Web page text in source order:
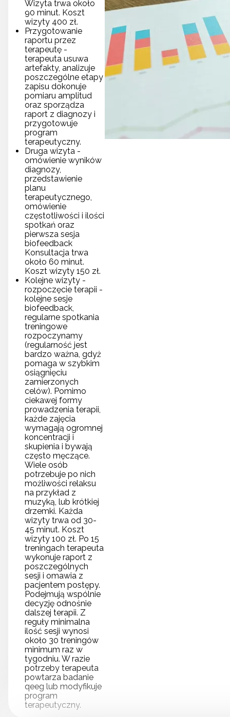
Wizyta trwa około
90 minut. Koszt
wizyty 400 zł.
Przygotowanie
raportu przez
terapeutę -
terapeuta usuwa
artefakty, analizuje
poszczególne etapy
zapisu dokonuje
pomiaru amplitud
oraz sporządza
raport z diagnozy i
przygotowuje
program
terapeutyczny.
Druga wizyta -
omówienie wyników
diagnozy,
przedstawienie
planu
terapeutycznego,
omówienie
częstotliwości i ilości
spotkań oraz
pierwsza sesja
biofeedback
Konsultacja trwa
około 60 minut.
Koszt wizyty 150 zł.
Kolejne wizyty -
rozpoczęcie terapii -
kolejne sesje
biofeedback,
regularne spotkania
treningowe
rozpoczynamy
(regularność jest
bardzo ważna, gdyż
pomaga w szybkim
osiągnięciu
zamierzonych
celów). Pomimo
ciekawej formy
prowadzenia terapii,
każde zajęcia
wymagają ogromnej
koncentracji i
skupienia i bywają
często męczące.
Wiele osób
potrzebuje po nich
możliwości relaksu
na przykład z
muzyką, lub krótkiej
drzemki. Każda
wizyty trwa od 30-
45 minut. Koszt
wizyty 100 zł. Po 15
treningach terapeuta
wykonuje raport z
poszczególnych
sesji i omawia z
pacjentem postępy.
Podejmują wspólnie
decyzję odnośnie
dalszej terapii. Z
reguły minimalna
ilość sesji wynosi
około 30 treningów
minimum raz w
tygodniu. W razie
potrzeby terapeuta
powtarza badanie
qeeg lub modyfikuje
program
terapeutyczny.